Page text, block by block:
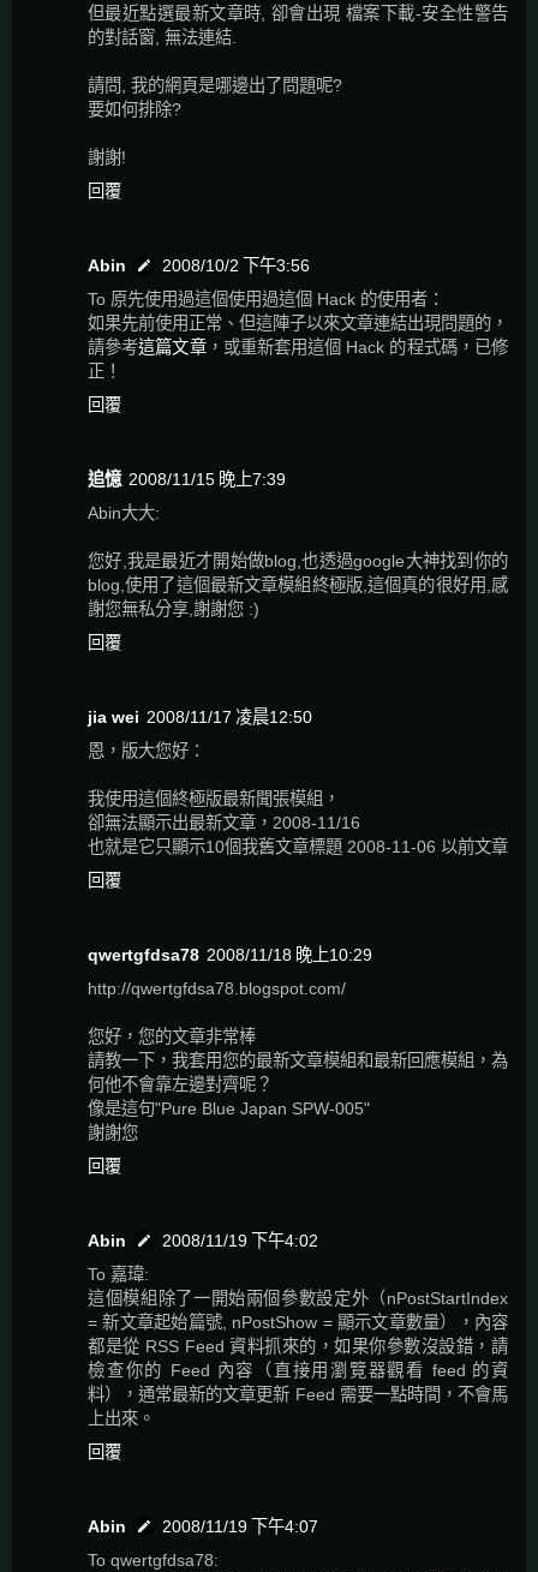
但最近點選最新文章時, 卻會出現 檔案下載-安全性警告
的對話窗, 無法連結.
請問, 我的網頁是哪邊出了問題呢?
要如何排除?
謝謝!
回覆
Abin
2008/10/2 下午3:56
To 原先使用過這個使用過這個 Hack 的使用者：
如果先前使用正常、但這陣子以來文章連結出現問題的，
請參考這篇文章，或重新套用這個 Hack 的程式碼，已修
正！
回覆
追憶 2008/11/15 晚上7:39
Abin大大:
您好,我是最近才開始做blog,也透過google大神找到你的
blog,使用了這個最新文章模組終極版,這個真的很好用,感
謝您無私分享,謝謝您 :)
回覆
jia wei 2008/11/17 凌晨12:50
恩，版大您好：
我使用這個終極版最新聞張模組，
卻無法顯示出最新文章，2008-11/16
也就是它只顯示10個我舊文章標題 2008-11-06 以前文章
回覆
qwertgfdsa78 2008/11/18 晚上10:29
http://qwertgfdsa78.blogspot.com/
您好，您的文章非常棒
請教一下，我套用您的最新文章模組和最新回應模組，為
何他不會靠左邊對齊呢？
像是這句"Pure Blue Japan SPW-005"
謝謝您
回覆
Abin
2008/11/19 下午4:02
To 嘉瑋:
這個模組除了一開始兩個參數設定外（nPostStartIndex
= 新文章起始篇號, nPostShow = 顯示文章數量），內容
都是從 RSS Feed 資料抓來的，如果你參數沒設錯，請
檢查你的 Feed 內容（直接用瀏覽器觀看 feed 的資
料），通常最新的文章更新 Feed 需要一點時間，不會馬
上出來。
回覆
Abin
2008/11/19 下午4:07
To qwertgfdsa78: